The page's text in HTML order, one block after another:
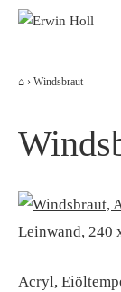
Zum
⌂ › Windsbraut
Acryl,